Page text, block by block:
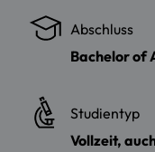
Abschluss
Bachelor of
Studientyp
Vollzeit,